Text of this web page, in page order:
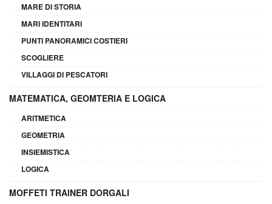
MARE DI STORIA
MARI IDENTITARI
PUNTI PANORAMICI COSTIERI
SCOGLIERE
VILLAGGI DI PESCATORI
MATEMATICA, GEOMTERIA E LOGICA
ARITMETICA
GEOMETRIA
INSIEMISTICA
LOGICA
MOFFETI TRAINER DORGALI